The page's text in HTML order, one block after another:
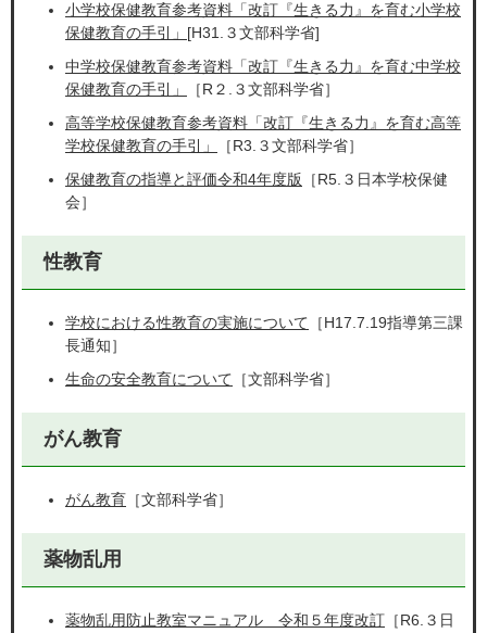
小学校保健教育参考資料「改訂『生きる力』を育む小学校
保健教育の手引」 [H31.３文部科学省]
中学校保健教育参考資料「改訂『生きる力』を育む中学校
保健教育の手引」
［R２.３文部科学省］
高等学校保健教育参考資料「改訂『生きる力』を育む高等
学校保健教育の手引」
［R3.３文部科学省］
保健教育の指導と評価令和4年度版 ［R5.３日本学校保健
会］
性教育
学校における性教育の実施について ［H17.7.19指導第三課
長通知］
生命の安全教育について ［文部科学省］
がん教育
がん教育 ［文部科学省］
薬物乱用
薬物乱用防止教室マニュアル 令和５年度改訂 ［R6.３日